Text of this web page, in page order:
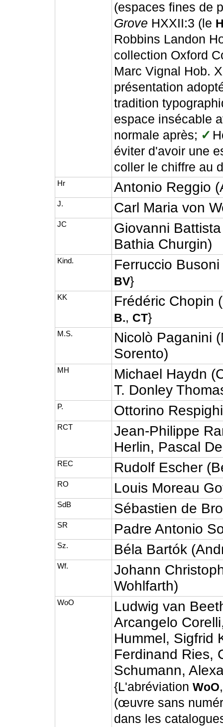
(espaces fines de
Grove HXXII:3 (le
Robbins Landon
collection Oxford
Marc Vignal Hob.
présentation
tradition
espace insécable
normale après; ✓
éviter d'avoir une
coller le chiffre au
Hr Antonio Reggio
J. Carl Maria von
JC
Giovanni
Bathia Churgin)
Kind. Ferruccio
BV}
KK Frédéric Chopin
B., CT}
M.S.
Nicolò Paganini
Sorento)
MH
Michael Haydn
T. Donley
P. Ottorino
RCT
Jean-Philippe
Herlin, Pascal
REC Rudolf Escher
RO Louis Moreau
SdB Sébastien de
SR Padre Antonio
Sz. Béla Bartók
Wf.
Johann
Wohlfarth)
WoO
Ludwig van
Arcangelo
Hummel, Sigfrid
Ferdinand Ries,
Schumann,
{L'abréviationWoO
(œuvre sans
dans les